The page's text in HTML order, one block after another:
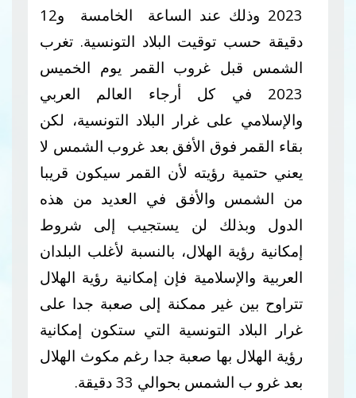
2023 وذلك عند الساعة الخامسة و12
دقيقة حسب توقيت البلاد التونسية. تغرب
الشمس قبل غروب القمر يوم الخميس
2023 في كل أرجاء العالم العربي
والإسلامي على غرار البلاد التونسية، لكن
بقاء القمر فوق الأفق بعد غروب الشمس لا
يعني حتمية رؤيته لأن القمر سيكون قريبا
من الشمس والأفق في العديد من هذه
الدول وبذلك لن يستجيب إلى شروط
إمكانية رؤية الهلال، بالنسبة لأغلب البلدان
العربية والإسلامية فإن إمكانية رؤية الهلال
تتراوح بين غير ممكنة إلى صعبة جدا على
غرار البلاد التونسية التي ستكون إمكانية
رؤية الهلال بها صعبة جدا رغم مكوث الهلال
بعد غرو ب الشمس بحوالي 33 دقيقة.